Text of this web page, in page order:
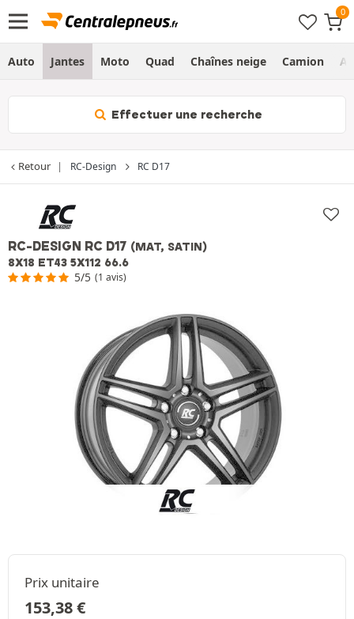
Auto Jantes Moto Quad Chaînes neige Camion
Effectuer une recherche
Retour RC-Design RC D17
RC-DESIGN RC D17 (MAT, SATIN)
8X18 ET43 5X112 66.6
5/5 (1 avis)
Prix unitaire
153,38€